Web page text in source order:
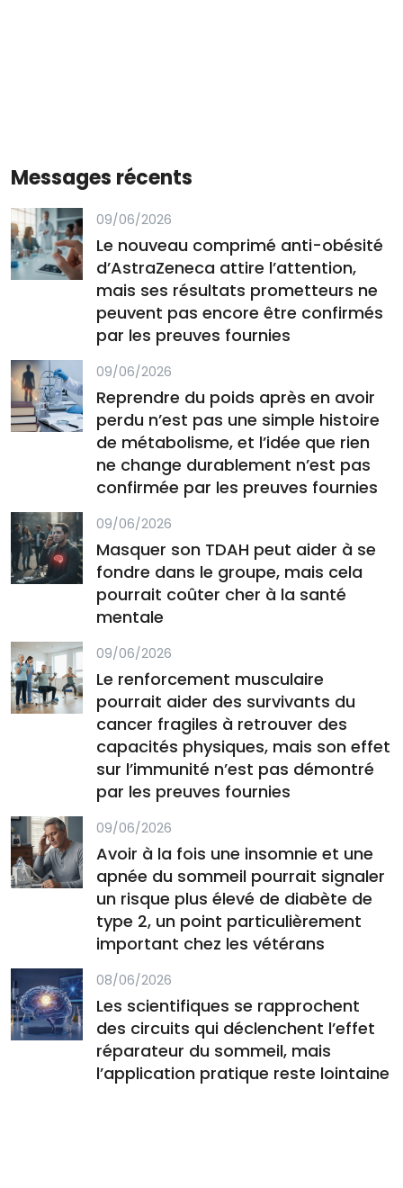
Messages récents
09/06/2026
Le nouveau comprimé anti-obésité
d’AstraZeneca attire l’attention,
mais ses résultats prometteurs ne
peuvent pas encore être confirmés
par les preuves fournies
09/06/2026
Reprendre du poids après en avoir
perdu n’est pas une simple histoire
de métabolisme, et l’idée que rien
ne change durablement n’est pas
confirmée par les preuves fournies
09/06/2026
Masquer son TDAH peut aider à se
fondre dans le groupe, mais cela
pourrait coûter cher à la santé
mentale
09/06/2026
Le renforcement musculaire
pourrait aider des survivants du
cancer fragiles à retrouver des
capacités physiques, mais son effet
sur l’immunité n’est pas démontré
par les preuves fournies
09/06/2026
Avoir à la fois une insomnie et une
apnée du sommeil pourrait signaler
un risque plus élevé de diabète de
type 2, un point particulièrement
important chez les vétérans
08/06/2026
Les scientifiques se rapprochent
des circuits qui déclenchent l’effet
réparateur du sommeil, mais
l’application pratique reste lointaine